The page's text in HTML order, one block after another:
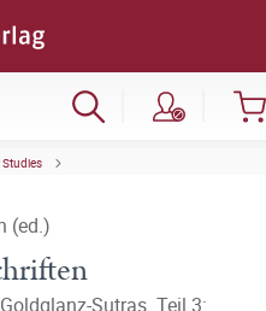
Studies
(ed.)
Sutras. Teil 3: